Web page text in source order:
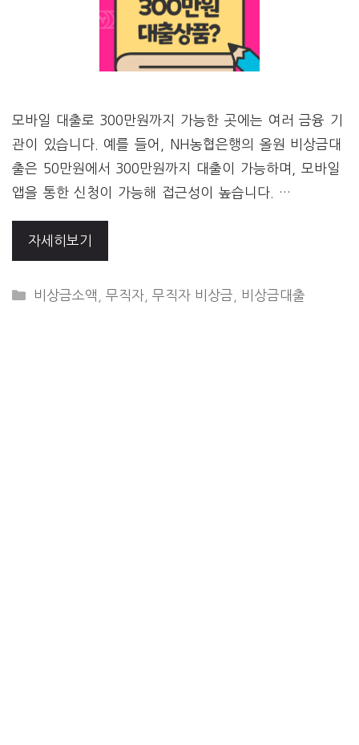
모바일 대출로 300만원까지 가능한 곳에는 여러 금융 기
관이 있습니다. 예를 들어, NH농협은행의 올원 비상금대
출은 50만원에서 300만원까지 대출이 가능하며, 모바일
앱을 통한 신청이 가능해 접근성이 높습니다. …
자세히보기
CATEGORIES
비상금소액 ,무직자 ,무직자 비상금 비상금대출